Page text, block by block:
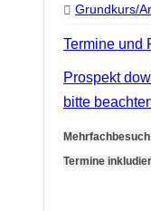
Grundkurs/
Termine und
Prospekt
bitte
Termine